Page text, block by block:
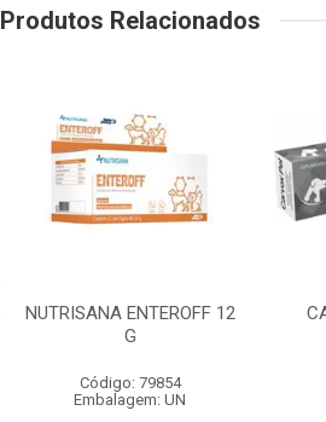
Produtos Relacionados
NUTRISANA ENTEROFF 12
G
Código: 79854
Embalagem: UN